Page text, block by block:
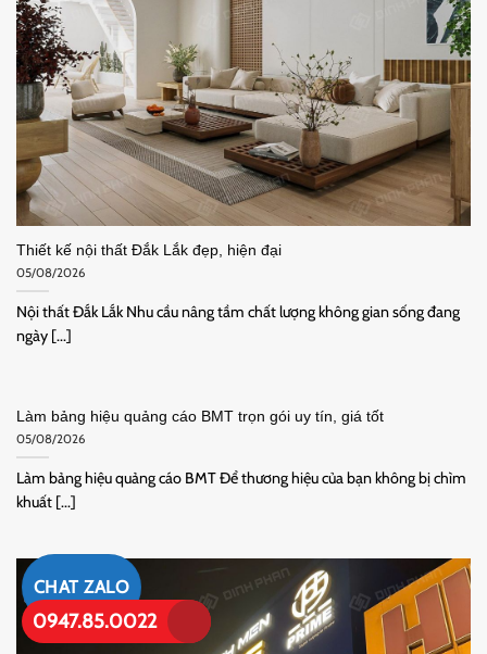
CHAT ZALO
0947.85.0022
Thiết kế nội thất Đắk Lắk đẹp, hiện đại
05/08/2026
Nội thất Đắk Lắk Nhu cầu nâng tầm chất lượng không gian sống đang
ngày [...]
Làm bảng hiệu quảng cáo BMT trọn gói uy tín, giá tốt
05/08/2026
Làm bảng hiệu quảng cáo BMT Để thương hiệu của bạn không bị chìm
khuất [...]